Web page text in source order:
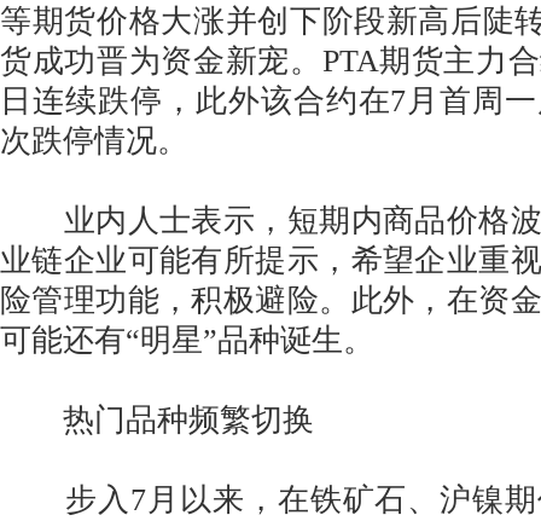
等期货价格大涨并创下阶段新高后陡
货成功晋为资金新宠。PTA期货主力
日连续跌停，此外该合约在7月首周
次跌停情况。
业内人士表示，短期内商品价格波
业链企业可能有所提示，希望企业重
险管理功能，积极避险。此外，在资
可能还有“明星”品种诞生。
热门品种频繁切换
步入7月以来，在铁矿石、沪镍期